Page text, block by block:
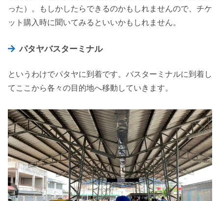
った）。もしかしたらできるのかもしれませんので、チケ
ット購入時に聞いてみるといいかもしれません。
パタヤバスターミナル
というわけでパタヤに到着です。バスターミナルに到着し
てここから各々の目的地へ移動していきます。